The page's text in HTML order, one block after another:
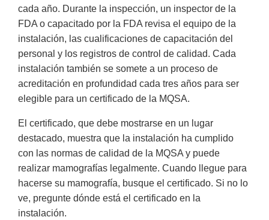
cada año. Durante la inspección, un inspector de la
FDA o capacitado por la FDA revisa el equipo de la
instalación, las cualificaciones de capacitación del
personal y los registros de control de calidad. Cada
instalación también se somete a un proceso de
acreditación en profundidad cada tres años para ser
elegible para un certificado de la MQSA.
El certificado, que debe mostrarse en un lugar
destacado, muestra que la instalación ha cumplido
con las normas de calidad de la MQSA y puede
realizar mamografías legalmente. Cuando llegue para
hacerse su mamografía, busque el certificado. Si no lo
ve, pregunte dónde está el certificado en la
instalación.